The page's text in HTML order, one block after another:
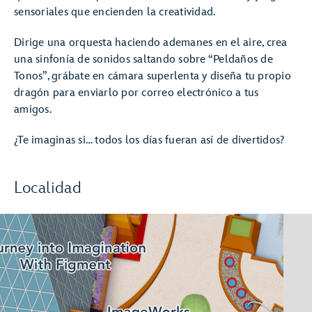
sensoriales que encienden la creatividad.
Dirige una orquesta haciendo ademanes en el aire, crea
una sinfonía de sonidos saltando sobre “Peldaños de
Tonos”, grábate en cámara superlenta y diseña tu propio
dragón para enviarlo por correo electrónico a tus
amigos.
¿Te imaginas si… todos los días fueran así de divertidos?
Localidad